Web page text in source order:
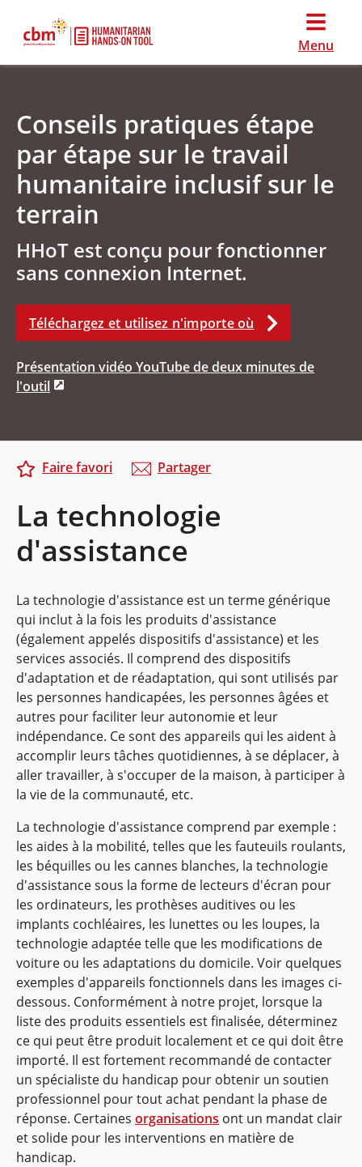
Menu
Conseils pratiques étape
par étape sur le travail
humanitaire inclusif sur le
terrain
HHoT est conçu pour fonctionner
sans connexion Internet.
Téléchargez et utilisez n'importe où
Présentation vidéo YouTube de deux minutes de
l'outil
La technologie
d'assistance
Faire favori Partager
La technologie d'assistance est un terme générique
qui inclut à la fois les produits d'assistance
(également appelés dispositifs d'assistance) et les
services associés. Il comprend des dispositifs
d'adaptation et de réadaptation, qui sont utilisés par
les personnes handicapées, les personnes âgées et
autres pour faciliter leur autonomie et leur
indépendance. Ce sont des appareils qui les aident à
accomplir leurs tâches quotidiennes, à se déplacer, à
aller travailler, à s'occuper de la maison, à participer à
la vie de la communauté, etc.
La technologie d'assistance comprend par exemple :
les aides à la mobilité, telles que les fauteuils roulants,
les béquilles ou les cannes blanches, la technologie
d'assistance sous la forme de lecteurs d'écran pour
les ordinateurs, les prothèses auditives ou les
implants cochléaires, les lunettes ou les loupes, la
technologie adaptée telle que les modifications de
voiture ou les adaptations du domicile. Voir quelques
exemples d'appareils fonctionnels dans les images ci-
dessous. Conformément à notre projet, lorsque la
liste des produits essentiels est finalisée, déterminez
ce qui peut être produit localement et ce qui doit être
importé. Il est fortement recommandé de contacter
un spécialiste du handicap pour obtenir un soutien
professionnel pour tout achat pendant la phase de
réponse. Certaines organisations ont un mandat clair
et solide pour les interventions en matière de
handicap.